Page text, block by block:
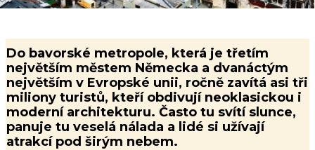
Do bavorské metropole, která je třetím
největším městem Německa a dvanáctým
největším v Evropské unii, ročně zavítá asi tři
miliony turistů, kteří obdivují neoklasickou i
moderní architekturu. Často tu svítí slunce,
panuje tu veselá nálada a lidé si užívají
atrakcí pod širým nebem.